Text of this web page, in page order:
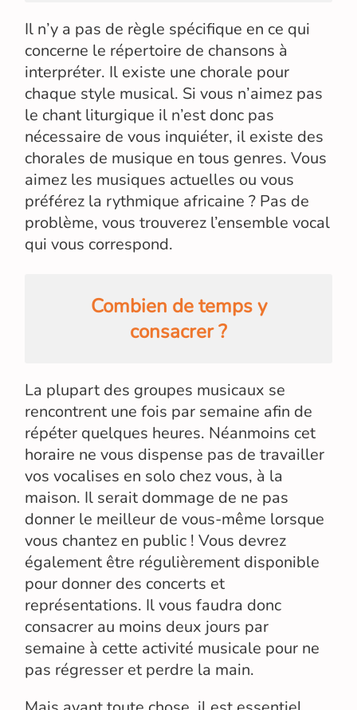
Il n’y a pas de règle spécifique en ce qui
concerne le répertoire de chansons à
interpréter. Il existe une chorale pour
chaque style musical. Si vous n’aimez pas
le chant liturgique il n’est donc pas
nécessaire de vous inquiéter, il existe des
chorales de musique en tous genres. Vous
aimez les musiques actuelles ou vous
préférez la rythmique africaine ? Pas de
problème, vous trouverez l’ensemble vocal
qui vous correspond.
Combien de temps y
consacrer ?
La plupart des groupes musicaux se
rencontrent une fois par semaine afin de
répéter quelques heures. Néanmoins cet
horaire ne vous dispense pas de travailler
vos vocalises en solo chez vous, à la
maison. Il serait dommage de ne pas
donner le meilleur de vous-même lorsque
vous chantez en public ! Vous devrez
également être régulièrement disponible
pour donner des concerts et
représentations. Il vous faudra donc
consacrer au moins deux jours par
semaine à cette activité musicale pour ne
pas régresser et perdre la main.